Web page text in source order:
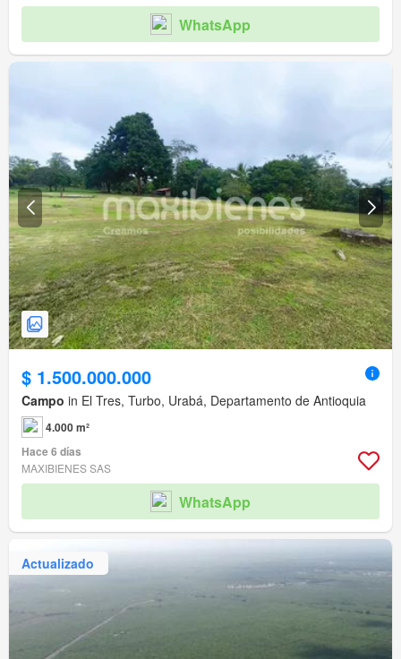
WhatsApp
$ 1.500.000.000
Campo in El Tres, Turbo, Urabá, Departamento de Antioquia
4.000 m²
Hace 6 días
MAXIBIENES SAS
WhatsApp
Actualizado